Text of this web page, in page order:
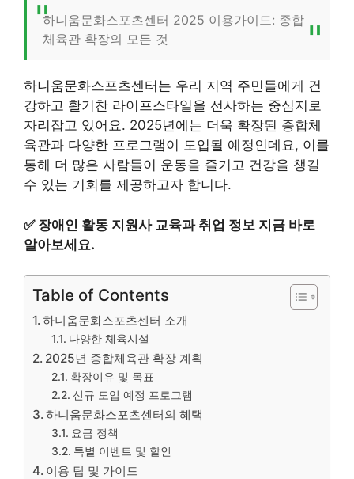
하니움문화스포츠센터 2025 이용가이드: 종합
체육관 확장의 모든 것
하니움문화스포츠센터는 우리 지역 주민들에게 건
강하고 활기찬 라이프스타일을 선사하는 중심지로
자리잡고 있어요. 2025년에는 더욱 확장된 종합체
육관과 다양한 프로그램이 도입될 예정인데요, 이를
통해 더 많은 사람들이 운동을 즐기고 건강을 챙길
수 있는 기회를 제공하고자 합니다.
✅ 장애인 활동 지원사 교육과 취업 정보 지금 바로
알아보세요.
Table of Contents
하니움문화스포츠센터 소개
다양한 체육시설
2025년 종합체육관 확장 계획
확장이유 및 목표
신규 도입 예정 프로그램
하니움문화스포츠센터의 혜택
요금 정책
특별 이벤트 및 할인
이용 팁 및 가이드